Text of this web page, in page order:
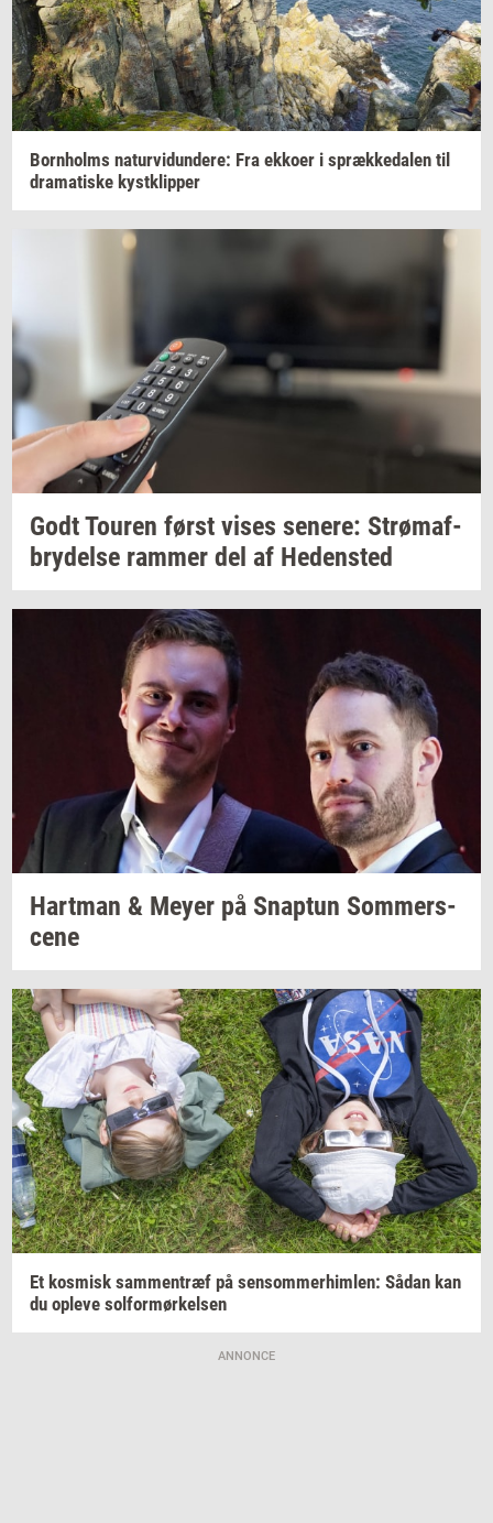
Born­holms na­tur­vi­dun­de­re: Fra ek­ko­er i spræk­ke­da­len til
dra­ma­ti­ske kyst­klip­per
GodtTou­ren først vises se­ne­re: Strø­maf­
bry­del­se ram­mer del af He­den­sted
Hart­man & Meyer på Snap­tun Som­mer­s­
ce­ne
Et kos­misk sam­men­træf på sen­som­mer­him­len: Sådan kan
du op­le­ve sol­for­mør­kel­sen
ANNONCE